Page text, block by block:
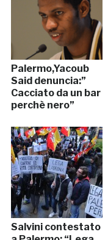
Palermo,Yacoub
Said denuncia:”
Cacciato da un bar
perchè nero”
Salvini contestato